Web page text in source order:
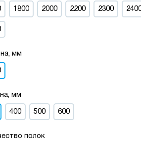
1800 2000 2200 2300
мм
мм
400 500 600
полок